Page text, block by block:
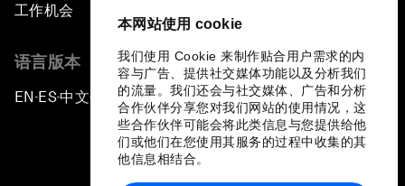
本网站使用 cookie
我们使用 Cookie 来制作贴合用户需求的内
容与广告、提供社交媒体功能以及分析我们
的流量。我们还会与社交媒体、广告和分析
合作伙伴分享您对我们网站的使用情况，这
些合作伙伴可能会将此类信息与您提供给他
们或他们在您使用其服务的过程中收集的其
他信息相结合。
工作机会
语言版本
EN ▪ES▪中文▪ 日本語